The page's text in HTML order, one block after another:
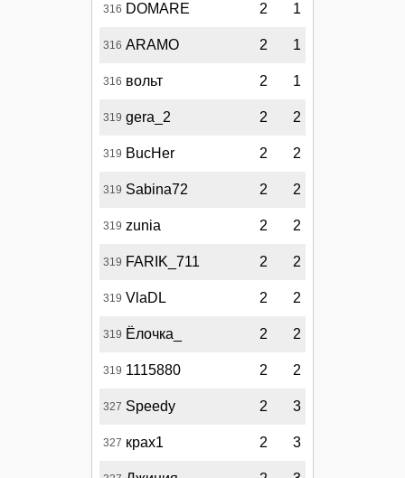
316 DOMARE 2 1
316 ARAMO 2 1
316 вольт 2 1
319 gera_2 2 2
319 BucHer 2 2
319 Sabina72 2 2
319 zunia 2 2
319 FARIK_711 2 2
319 VlaDL 2 2
319 Ёлочка_ 2 2
319 1115880 2 2
327 Speedy 2 3
327 крах1 2 3